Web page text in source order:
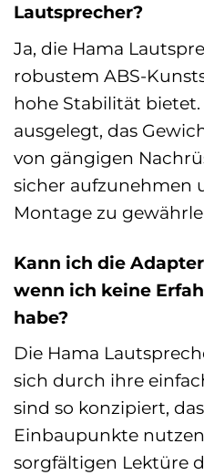
Lautsprecher?
Ja, die Hama
robustem ABS-
hohe Stabilität bietet.
ausgelegt, das
von gängigen
sicher aufzunehmen
Montage zu
Kann ich die
wenn ich keine
habe?
Die Hama
sich durch ihre
sind so konzipiert,
Einbaupunkte
sorgfältigen Lektüre